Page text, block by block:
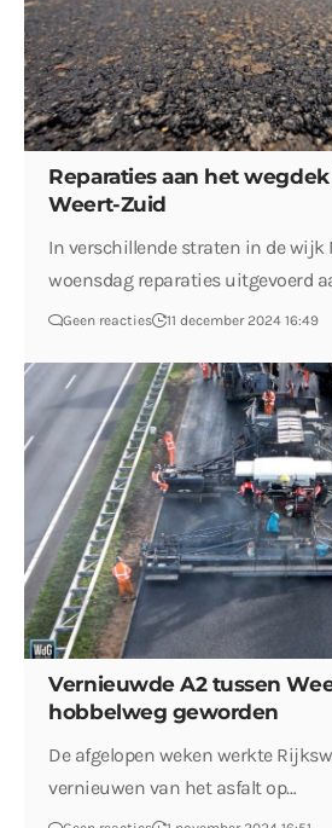
Reparaties aan het
Weert-Zuid
In verschillende straten in de wijk
woensdag reparaties uitgevoerd
Geen reacties 11 december 2024 16:49
Vernieuwde A2 tussen
hobbelweg geworden
De afgelopen weken werkte
vernieuwen van het asfalt op…